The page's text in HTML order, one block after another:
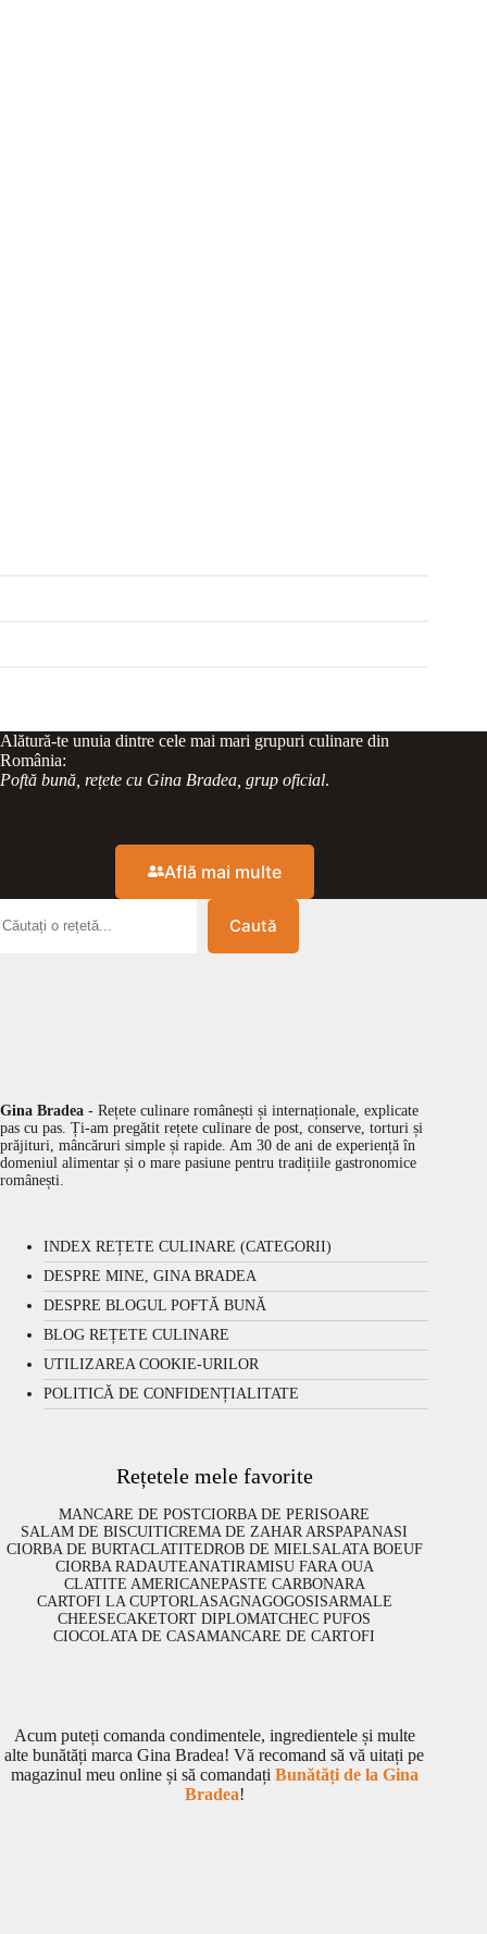
Alătură-te unuia dintre cele mai mari grupuri culinare din
România:
Poftă bună, rețete cu Gina Bradea, grup oficial.
Află mai multe
Caută
Gina Bradea - Rețete culinare românești și internaționale, explicate
pas cu pas. Ți-am pregătit rețete culinare de post, conserve, torturi și
prăjituri, mâncăruri simple și rapide. Am 30 de ani de experiență în
domeniul alimentar și o mare pasiune pentru tradițiile gastronomice
românești.
INDEX REȚETE CULINARE (CATEGORII)
DESPRE MINE, GINA BRADEA
DESPRE BLOGUL POFTĂ BUNĂ
BLOG REȚETE CULINARE
UTILIZAREA COOKIE-URILOR
POLITICĂ DE CONFIDENȚIALITATE
Rețetele mele favorite
MANCARE DE POSTCIORBA DE PERISOARE
SALAM DE BISCUITICREMA DE ZAHAR ARSPAPANASI
CIORBA DE BURTACLATITEDROB DE MIELSALATA BOEUF
CIORBA RADAUTEANATIRAMISU FARA OUA
CLATITE AMERICANEPASTE CARBONARA
CARTOFI LA CUPTORLASAGNAGOGOSISARMALE
CHEESECAKETORT DIPLOMATCHEC PUFOS
CIOCOLATA DE CASAMANCARE DE CARTOFI
Acum puteți comanda condimentele, ingredientele și multe
alte bunătăți marca Gina Bradea! Vă recomand să vă uitați pe
magazinul meu online și să comandați Bunătăți de la Gina
Bradea!